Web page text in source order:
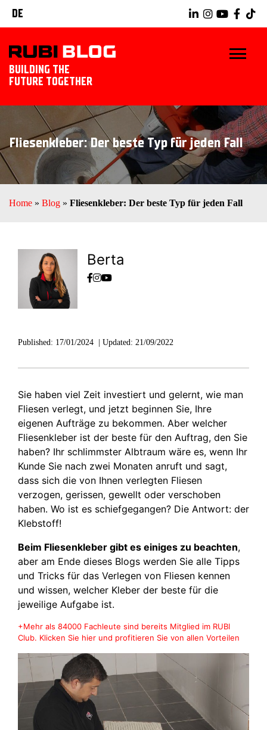
DE
BUILDING THE
FUTURE TOGETHER
RUBIWERKZEUGE
ENTDECKEN SIE RUBI
Fliesenkleber: Der beste Typ für jeden Fall
Home » Blog » Fliesenkleber: Der beste Typ für jeden Fall
Berta
Published: 17/01/2024 Updated: 21/09/2022
Sie haben viel Zeit investiert und gelernt, wie man
Fliesen verlegt, und jetzt beginnen Sie, Ihre
eigenen Aufträge zu bekommen. Aber welcher
Fliesenkleber ist der beste für den Auftrag, den Sie
haben? Ihr schlimmster Albtraum wäre es, wenn Ihr
Kunde Sie nach zwei Monaten anruft und sagt,
dass sich die von Ihnen verlegten Fliesen
verzogen, gerissen, gewellt oder verschoben
haben. Wo ist es schiefgegangen? Die Antwort: der
Klebstoff!
Beim Fliesenkleber gibt es einiges zu beachten,
aber am Ende dieses Blogs werden Sie alle Tipps
und Tricks für das Verlegen von Fliesen kennen
und wissen, welcher Kleber der beste für die
jeweilige Aufgabe ist.
+Mehr als 84000 Fachleute sind bereits Mitglied im RUBI
Club. Klicken Sie hier und profitieren Sie von allen Vorteilen